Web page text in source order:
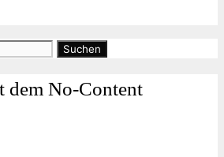
dem No-Content